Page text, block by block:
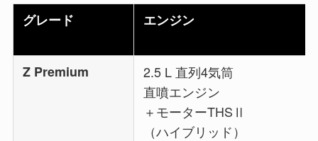
グレード エンジン
Z Premium
2.5 L 直列4気筒
直噴エンジン
＋モーターTHSⅡ
（ハイブリッド）